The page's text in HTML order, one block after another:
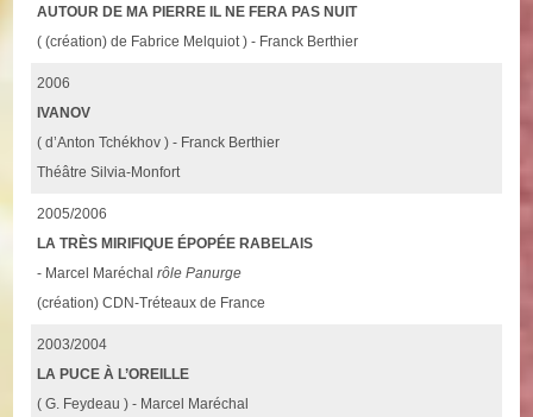
AUTOUR DE MA PIERRE IL NE FERA PAS NUIT
( (création) de Fabrice Melquiot ) - Franck Berthier
2006
IVANOV
( d’Anton Tchékhov ) - Franck Berthier
Théâtre Silvia-Monfort
2005/2006
LA TRÈS MIRIFIQUE ÉPOPÉE RABELAIS
- Marcel Maréchalrôle Panurge
(création) CDN-Tréteaux de France
2003/2004
LA PUCE À L’OREILLE
( G. Feydeau ) - Marcel Maréchal